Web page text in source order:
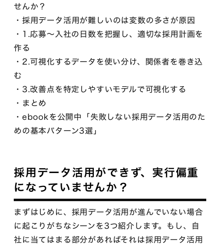
せんか？
・採用データ活用が難しいのは変数の多さが原因
・1.応募〜入社の日数を把握し、適切な採用計画を
作る
・2.可視化するデータを使い分け、関係者を巻き込
む
・3.改善点を特定しやすいモデルで可視化する
・まとめ
・ebookを公開中「失敗しない採用データ活用のた
めの基本パターン3選」
採用データ活用ができず、実行偏重
になっていませんか？
まずはじめに、採用データ活用が進んでいない場合
に起こりがちなシーンを3つ紹介します。もし、自
社に当てはまる部分があればそれは採用データ活用